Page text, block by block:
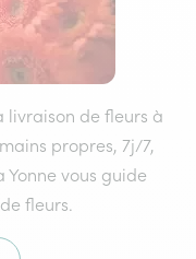
livraison de fleurs à
propres, 7j/7,
vous guide
fleurs.